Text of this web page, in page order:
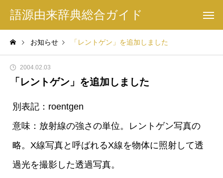
語源由来辞典総合ガイド
お知らせ 「レントゲン」を追加しました
2004.02.03
「レントゲン」を追加しました
別表記：roentgen
意味：放射線の強さの単位。レントゲン写真の
略。X線写真と呼ばれるX線を物体に照射して透
過光を撮影した透過写真。